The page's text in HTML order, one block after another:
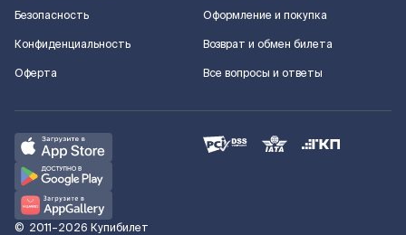
Безопасность
Конфиденциальность
Оферта
Оформление и покупка
Возврат и обмен билета
Все вопросы и ответы
© 2011–2026 Купибилет